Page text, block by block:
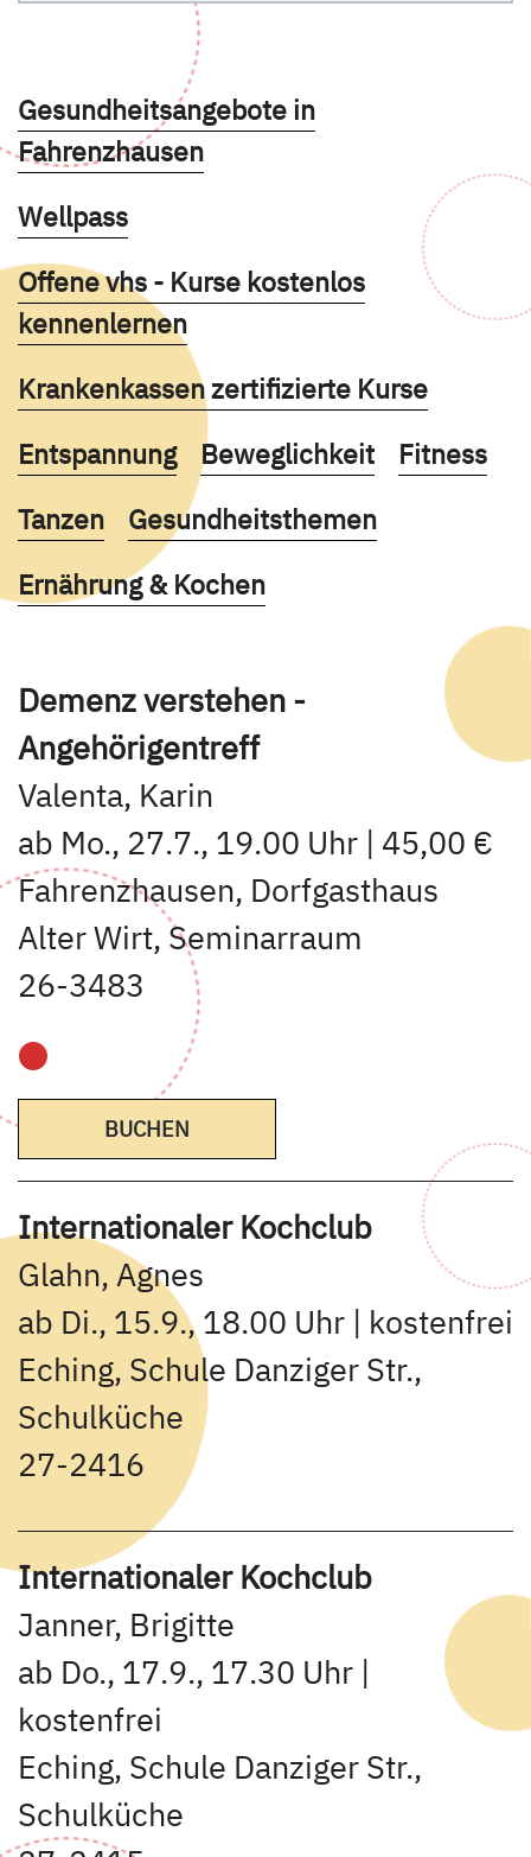
Kurse des folgenden Fachbereiches
Gesundheitsangebote in
Fahrenzhausen
Kurse des folgenden Fachbereiches
Wellpass
Kurse des folgenden Fachbereiches
Offene vhs - Kurse kostenlos
kennenlernen
Kurse des folgenden Fachbereiches
Krankenkassen zertifizierte Kurse
Kurse des folgenden Fachbereiches
Entspannung Kurse des folgenden
Beweglichkeit Kurse
Fitness
Kurse des folgenden Fachbereiches
Tanzen Kurse des folgenden
Gesundheitsthemen
Kurse des folgenden Fachbereiches
Ernährung & Kochen
Demenz verstehen -
Angehörigentreff
Valenta, Karin
ab Mo., 27.7., 19.00 Uhr | 45,00 €
Fahrenzhausen, Dorfgasthaus
Alter Wirt, Seminarraum
26-3483
BUCHEN
Internationaler Kochclub
Glahn, Agnes
ab Di., 15.9., 18.00 Uhr | kostenfrei
Eching, Schule Danziger Str.,
Schulküche
27-2416
Internationaler Kochclub
Janner, Brigitte
ab Do., 17.9., 17.30 Uhr |
kostenfrei
Eching, Schule Danziger Str.,
Schulküche